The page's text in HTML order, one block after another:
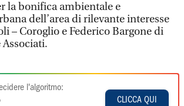
la bonifica ambientale e
dell’area di rilevante interesse
– Coroglio e Federico Bargone di
Associati.
l'algoritmo:
CLICCA QUI